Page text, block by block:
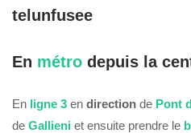
En métro depuis la
En ligne 3 en direction de Pont
de Gallieni et ensuite prendre le